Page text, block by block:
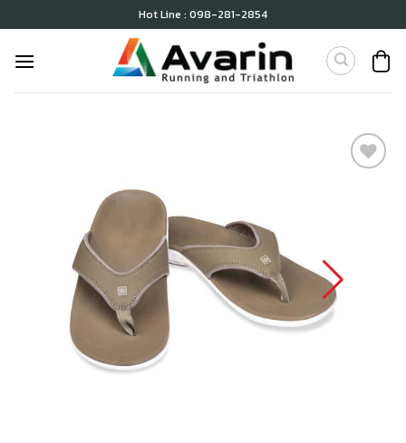
to
content
Hot Line : 098-281-2854